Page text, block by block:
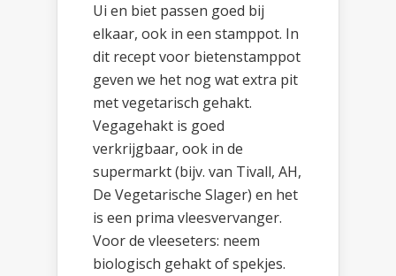
Ui en biet passen goed bij
elkaar, ook in een stamppot. In
dit recept voor bietenstamppot
geven we het nog wat extra pit
met vegetarisch gehakt.
Vegagehakt is goed
verkrijgbaar, ook in de
supermarkt (bijv. van Tivall, AH,
De Vegetarische Slager) en het
is een prima vleesvervanger.
Voor de vleeseters: neem
biologisch gehakt of spekjes.